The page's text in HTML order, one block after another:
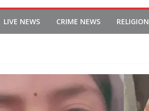
LIVE NEWS CRIME NEWS RELIGION